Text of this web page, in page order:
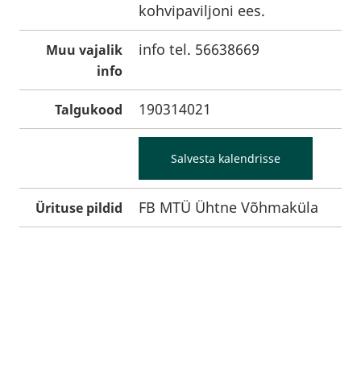
kohvipaviljoni ees.
Muu vajalik
info
info tel. 56638669
Talgukood 190314021
Salvesta kalendrisse
Ürituse pildid FB MTÜ Ühtne Võhmaküla